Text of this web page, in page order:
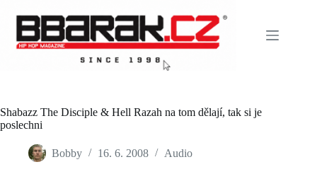
content
Shabazz The Disciple & Hell Razah na tom dělají, tak si je
poslechni
Bobby 16. 6. 2008 Audio